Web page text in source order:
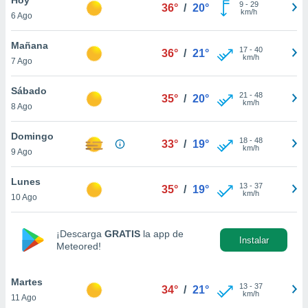
en
más
nuestra
de
aceptar
de
6 Ago
36° / 20° 9- 29
km/h
Mañana
7 Ago
36° / 21° 17- 40
km/h
Sábado
8 Ago
35° / 20° 21 - 48
km/h
Domingo
9 Ago
33° / 19° 18- 48
km/h
Lunes
10 Ago
35° / 19° 13- 37
km/h
¡Descarga GRATIS la app de
Meteored!
Instalar
Martes
11 Ago
34° / 21° 13- 37
km/h